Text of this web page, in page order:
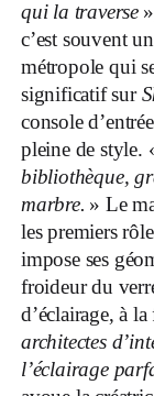
qui la traverse
c’est souvent
métropole qui
significatif sur
console
pleine de style.
bibliothèque,
marbre. » Le
les premiers
impose ses
froideur du
d’éclairage, à
architectes
l’éclairage